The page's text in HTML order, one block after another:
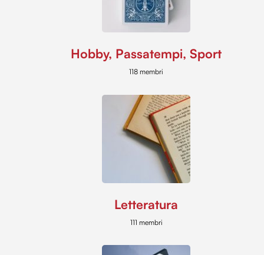
Hobby, Passatempi, Sport
118 membri
Letteratura
111 membri